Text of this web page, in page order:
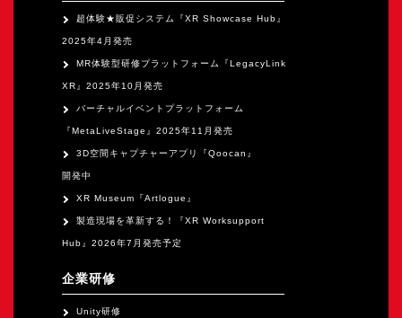
超体験★販促システム『XR Showcase Hub』
2025年4月発売
MR体験型研修プラットフォーム『LegacyLink
XR』2025年10月発売
バーチャルイベントプラットフォーム
『MetaLiveStage』2025年11月発売
3D空間キャプチャーアプリ『Qoocan』
開発中
XR Museum『Artlogue』
製造現場を革新する！『XR Worksupport
Hub』2026年7月発売予定
企業研修
Unity研修